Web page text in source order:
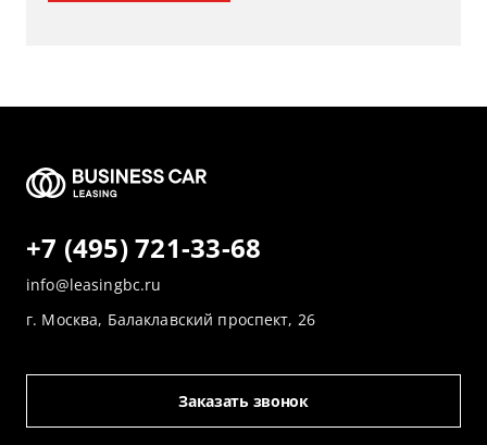
+7 (495) 721-33-68
info@leasingbc.ru
г. Москва, Балаклавский проспект, 26
Заказать звонок